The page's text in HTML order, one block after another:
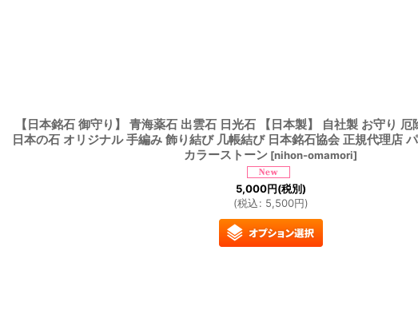
【日本銘石 御守り】 青海薬石 出雲石 日光石 【日本製】 自社製 お守り 厄
日本の石 オリジナル 手編み 飾り結び 几帳結び 日本銘石協会 正規代理店
カラーストーン [nihon-omamori]
5,000円(税別)
(税込: 5,500円)